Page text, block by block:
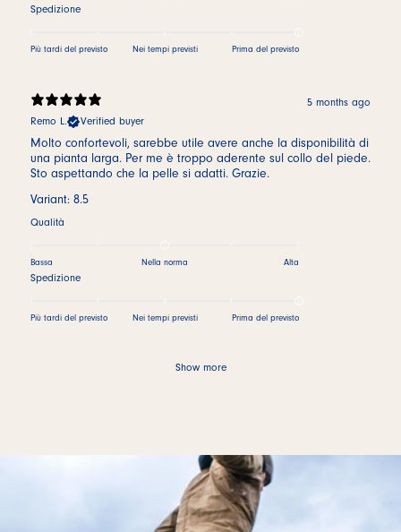
Spedizione
Più tardi del previsto Nei tempi previsti Prima del previsto
5 months ago
Remo L.
Verified buyer
Molto confortevoli, sarebbe utile avere anche la disponibilità di
una pianta larga. Per me è troppo aderente sul collo del piede.
Sto aspettando che la pelle si adatti. Grazie.
Variant: 8.5
Qualità
Bassa Nella norma Alta
Spedizione
Più tardi del previsto Nei tempi previsti Prima del previsto
Show more